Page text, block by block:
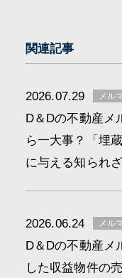
関連記事
2026.07.29 メル
D＆Dの不動産メ
ら一大事？「埋
に与える知られ
2026.06.24 メル
D＆Dの不動産メ
した収益物件の